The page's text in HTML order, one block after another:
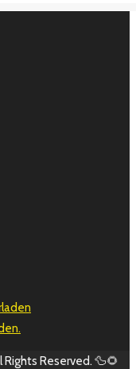
Rights Reserved. 🦆🌻